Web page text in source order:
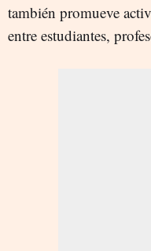
también promueve
entre estudiantes,